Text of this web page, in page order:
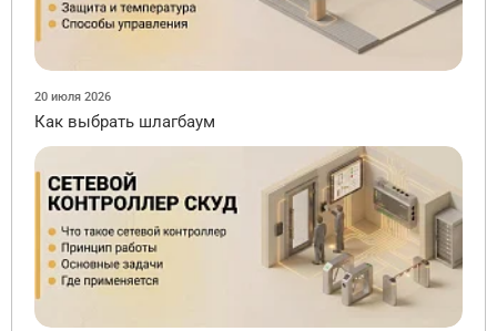
20 июля 2026
Как выбрать шлагбаум